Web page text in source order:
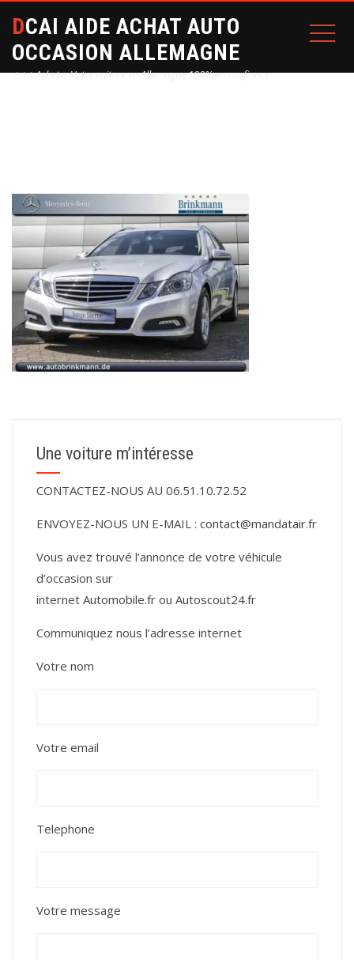
DCAI AIDE ACHAT AUTO
OCCASION ALLEMAGNE
⭐⭐⭐ Acheter Votre voiture en Allemagne 100% en confiance
Une voiture m’intéresse
CONTACTEZ-NOUS AU 06.51.10.72.52
ENVOYEZ-NOUS UN E-MAIL : contact@mandatair.fr
Vous avez trouvé l’annonce de votre véhicule
d’occasion sur
internet Automobile.fr ou Autoscout24.fr
Communiquez nous l’adresse internet
Votre nom
Votre email
Telephone
Votre message